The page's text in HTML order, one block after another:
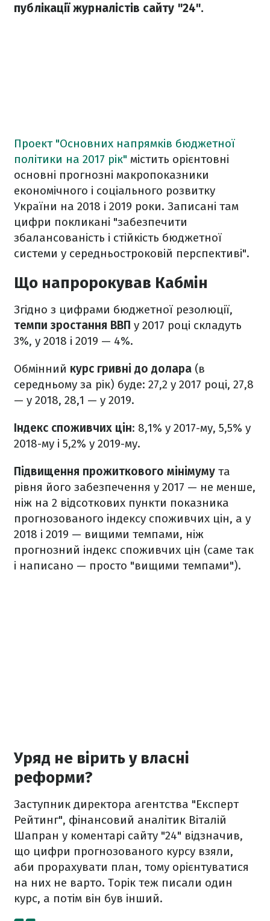
публікації журналістів сайту "24".
Проект "Основних напрямків бюджетної
політики на 2017 рік" містить орієнтовні
основні прогнозні макропоказники
економічного і соціального розвитку
України на 2018 і 2019 роки. Записані там
цифри покликані "забезпечити
збалансованість і стійкість бюджетної
системи у середньостроковій перспективі".
Що напророкував Кабмін
Згідно з цифрами бюджетної резолюції,
темпи зростання ВВП у 2017 році складуть
3%, у 2018 і 2019 — 4%.
Обмінний курс гривні до долара (в
середньому за рік) буде: 27,2 у 2017 році, 27,8
— у 2018, 28,1 — у 2019.
Індекс споживчих цін: 8,1% у 2017-му, 5,5% у
2018-му і 5,2% у 2019-му.
Підвищення прожиткового мінімуму та
рівня його забезпечення у 2017 — не менше,
ніж на 2 відсоткових пункти показника
прогнозованого індексу споживчих цін, а у
2018 і 2019 — вищими темпами, ніж
прогнозний індекс споживчих цін (саме так
і написано — просто "вищими темпами").
Уряд не вірить у власні
реформи?
Заступник директора агентства "Експерт
Рейтинг", фінансовий аналітик Віталій
Шапран у коментарі сайту "24" відзначив,
що цифри прогнозованого курсу взяли,
аби прорахувати план, тому орієнтуватися
на них не варто. Торік теж писали один
курс, а потім він був інший.